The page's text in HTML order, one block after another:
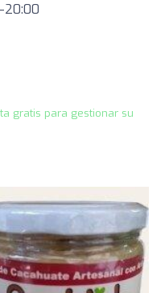
gratis para gestionar su